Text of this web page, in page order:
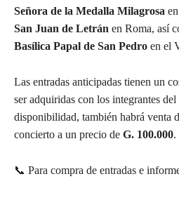
Señora de la Medalla Milagrosa
San Juan de Letrán en Roma, así
Basílica Papal de San Pedro en el
Las entradas anticipadas tienen un
ser adquiridas con los integrantes
disponibilidad, también habrá venta
concierto a un precio de G. 100.000.
📞 Para compra de entradas e